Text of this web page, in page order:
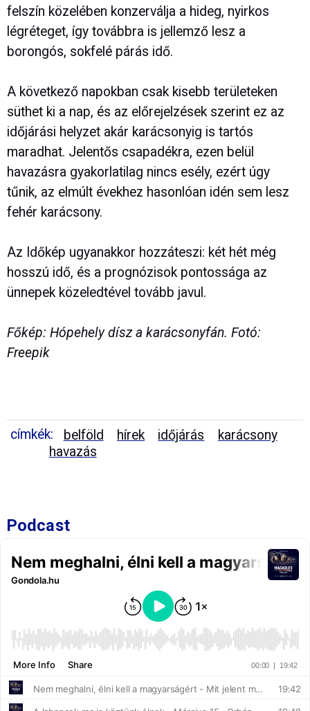
felszín közelében konzerválja a hideg, nyirkos
légréteget, így továbbra is jellemző lesz a
borongós, sokfelé párás idő.
A következő napokban csak kisebb területeken
süthet ki a nap, és az előrejelzések szerint ez az
időjárási helyzet akár karácsonyig is tartós
maradhat. Jelentős csapadékra, ezen belül
havazásra gyakorlatilag nincs esély, ezért úgy
tűnik, az elmúlt évekhez hasonlóan idén sem lesz
fehér karácsony.
Az Időkép ugyanakkor hozzáteszi: két hét még
hosszú idő, és a prognózisok pontossága az
ünnepek közeledtével tovább javul.
Főkép: Hópehely dísz a karácsonyfán. Fotó:
Freepik
címkék: belföld hírek időjárás
karácsony
havazás
Podcast